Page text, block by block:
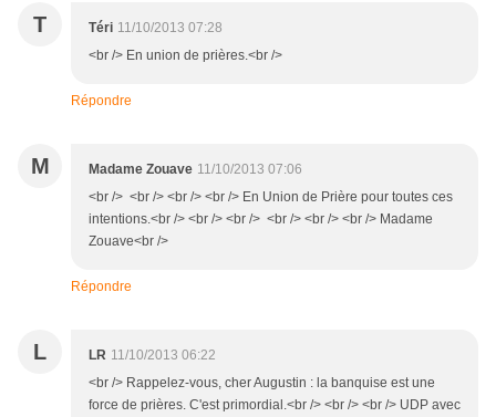
T Téri 11/10/2013 07:28
<br /> En union de prières.<br />
Répondre
M Madame Zouave 11/10/2013 07:06
<br /> <br /> <br /> <br /> En Union de Prière pour toutes ces
intentions.<br /> <br /> <br /> <br /> <br /> <br /> Madame
Zouave<br />
Répondre
L LR 11/10/2013 06:22
<br /> Rappelez-vous, cher Augustin : la banquise est une
force de prières. C'est primordial.<br /> <br /> <br /> UDP avec